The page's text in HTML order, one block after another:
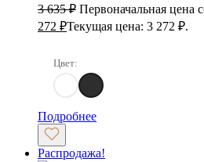
3 635₽ Первоначальная цена
272 ₽Текущая цена: 3 272 ₽.
Цвет:
Акация Морава
Дуб Сонома
Подробнее
Распродажа!